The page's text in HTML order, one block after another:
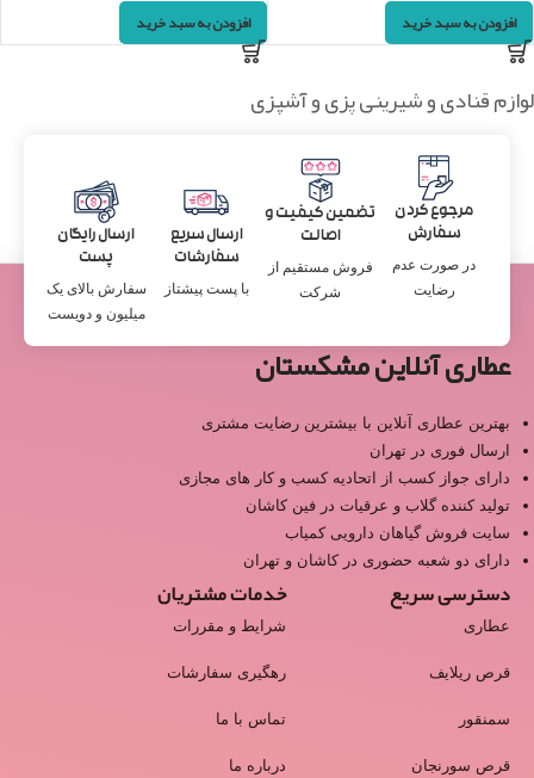
افزودن به سبد خرید افزودن به سبد خرید
لوازم قنادی و شیرینی پزی و آشپزی
مرجوع کردن
سفارش
در صورت عدم
رضایت
تضمین کیفیت و
اصالت
فروش مستقیم از
شرکت
ارسال سریع
سفارشات
با پست پیشتاز
ارسال رایگان
پست
سفارش بالای یک
میلیون و دویست
عطاری آنلاین مشکستان
بهترین عطاری آنلاین با بیشترین رضایت مشتری
ارسال فوری در تهران
دارای جواز کسب از اتحادیه کسب و کار های مجازی
تولید کننده گلاب و عرقیات در فین کاشان
سایت فروش گیاهان دارویی کمیاب
دارای دو شعبه حضوری در کاشان و تهران
دسترسی سریع
عطاری
قرص ریلایف
سمنقور
قرص سورنجان
خدمات مشتریان
شرایط و مقررات
رهگیری سفارشات
تماس با ما
درباره ما